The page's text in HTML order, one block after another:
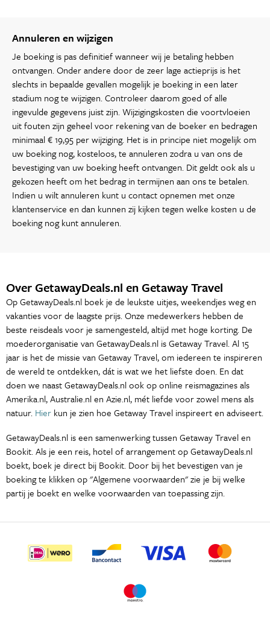
Annuleren en wijzigen
Je boeking is pas definitief wanneer wij je betaling hebben
ontvangen. Onder andere door de zeer lage actieprijs is het
slechts in bepaalde gevallen mogelijk je boeking in een later
stadium nog te wijzigen. Controleer daarom goed of alle
ingevulde gegevens juist zijn. Wijzigingskosten die voortvloeien
uit fouten zijn geheel voor rekening van de boeker en bedragen
minimaal € 19,95 per wijziging. Het is in principe niet mogelijk om
uw boeking nog, kosteloos, te annuleren zodra u van ons de
bevestiging van uw boeking heeft ontvangen. Dit geldt ook als u
gekozen heeft om het bedrag in termijnen aan ons te betalen.
Indien u wilt annuleren kunt u contact opnemen met onze
klantenservice en dan kunnen zij kijken tegen welke kosten u de
boeking nog kunt annuleren.
Over GetawayDeals.nl en Getaway Travel
Op GetawayDeals.nl boek je de leukste uitjes, weekendjes weg en
vakanties voor de laagste prijs. Onze medewerkers hebben de
beste reisdeals voor je samengesteld, altijd met hoge korting. De
moederorganisatie van GetawayDeals.nl is Getaway Travel. Al 15
jaar is het de missie van Getaway Travel, om iedereen te inspireren
de wereld te ontdekken, dát is wat we het liefste doen. En dat
doen we naast GetawayDeals.nl ook op online reismagazines als
Amerika.nl, Australie.nl en Azie.nl, mét liefde voor zowel mens als
natuur. Hier kun je zien hoe Getaway Travel inspireert en adviseert.
GetawayDeals.nl is een samenwerking tussen Getaway Travel en
Bookit. Als je een reis, hotel of arrangement op GetawayDeals.nl
boekt, boek je direct bij Bookit. Door bij het bevestigen van je
boeking te klikken op "Algemene voorwaarden" zie je bij welke
partij je boekt en welke voorwaarden van toepassing zijn.